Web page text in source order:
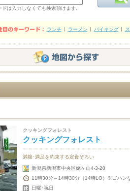
は入力しなくても検索頂けます。
ランチ ラーメン バイキング
クッキングフォレスト
クッキングフォレスト
満腹･満足を約束する定食ぞろい
新潟県新潟市中央区姥ヶ山4-3-20
11時30分～14時30分（14時LO）※ゴハン
日曜･祝日